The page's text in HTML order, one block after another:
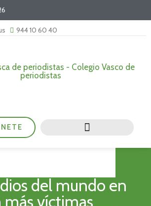
944 10 60 40
de periodistas - Colegio Vasco de
periodistas
del mundo en
víctimas